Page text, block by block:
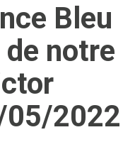
Bleu
notre
05/2022